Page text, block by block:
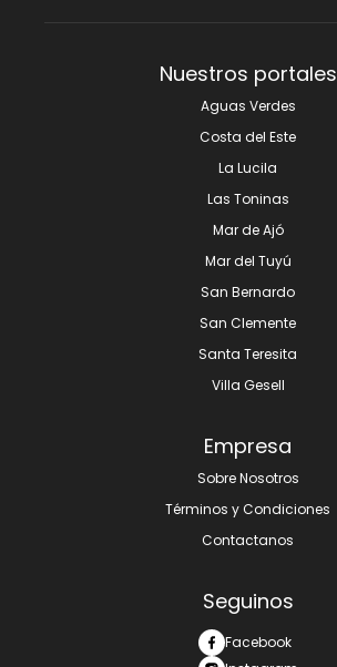
Nuestros portales
Aguas Verdes
Costa del Este
La Lucila
Las Toninas
Mar de Ajó
Mar del Tuyú
San Bernardo
San Clemente
Santa Teresita
Villa Gesell
Empresa
Sobre Nosotros
Términos y Condiciones
Contactanos
Seguinos
Facebook